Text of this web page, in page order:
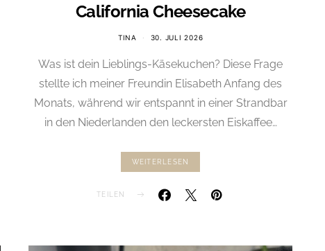
California Cheesecake
TINA 30. JULI 2026
Was ist dein Lieblings-Käsekuchen? Diese Frage
stellte ich meiner Freundin Elisabeth Anfang des
Monats, während wir entspannt in einer Strandbar
in den Niederlanden den leckersten Eiskaffee…
WEITERLESEN
TEILEN